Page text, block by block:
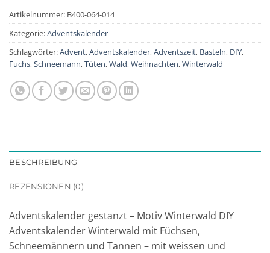
Artikelnummer: B400-064-014
Kategorie:Adventskalender
Schlagwörter:Advent,Adventskalender,Adventszeit, Basteln, DIY,
Fuchs,Schneemann,Tüten,Wald,Weihnachten,Winterwald
BESCHREIBUNG
REZENSIONEN (0)
Adventskalender gestanzt – Motiv Winterwald DIY
Adventskalender Winterwald mit Füchsen,
Schneemännern und Tannen – mit weissen und